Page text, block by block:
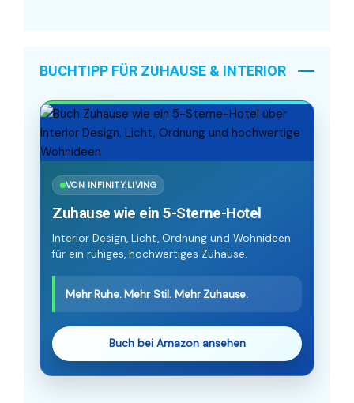
BUCHTIPP FÜR ZUHAUSE & INTERIOR
VON INFINITY.LIVING
Zuhause wie ein 5-Sterne-Hotel
Interior Design, Licht, Ordnung und Wohnideen
für ein ruhiges, hochwertiges Zuhause.
Mehr Ruhe. Mehr Stil. Mehr Zuhause.
Buch bei Amazon ansehen